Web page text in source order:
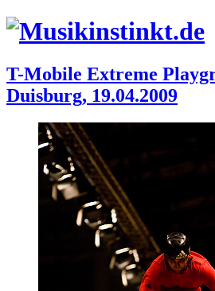
T-Mobile Extreme
Duisburg, 19.04.2009